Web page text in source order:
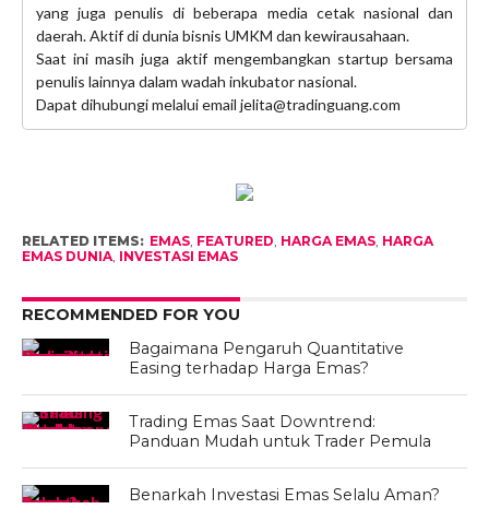
yang juga penulis di beberapa media cetak nasional dan
daerah. Aktif di dunia bisnis UMKM dan kewirausahaan.
Saat ini masih juga aktif mengembangkan startup bersama
penulis lainnya dalam wadah inkubator nasional.
Dapat dihubungi melalui email jelita@tradinguang.com
RELATED ITEMS: EMAS, FEATURED, HARGA EMAS, HARGA
EMAS DUNIA, INVESTASI EMAS
RECOMMENDED FOR YOU
Bagaimana Pengaruh Quantitative
Easing terhadap Harga Emas?
Trading Emas Saat Downtrend:
Panduan Mudah untuk Trader Pemula
Benarkah Investasi Emas Selalu Aman?